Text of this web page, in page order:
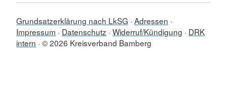
Grundsatzerklärung nach LkSG Adressen
Impressum
Datenschutz Widerruf/Kündigung
DRK
intern © 2026 Kreisverband Bamberg